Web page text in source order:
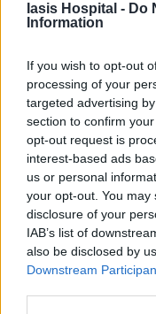
Iasis Hospital - Do
Information
If you wish to opt-out
processing of your
targeted advertising
section to confirm
opt-out request is
interest-based ads
us or personal
your opt-out. You
disclosure of your
IAB’s list of
also be disclosed by
Downstream